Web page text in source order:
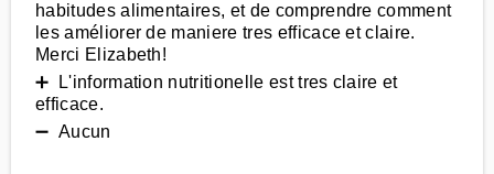
habitudes alimentaires, et de comprendre comment
les améliorer de maniere tres efficace et claire.
Merci Elizabeth!
➕ L'information nutritionelle est tres claire et
efficace.
➖ Aucun